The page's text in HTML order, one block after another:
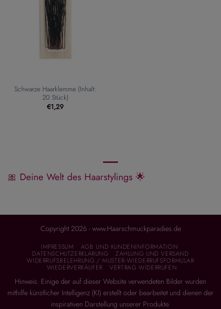
Schwarze Haarklemme (Inhalt:
20 Stück)
€1,29
🎀 Deine Welt des Haarstylings 🌟
Copyright 2026 - www.Haarschmuckparadies.de
IMPRESSUM AGB UND KUNDENINFORMATION
DATENSCHUTZERKLÄRUNG ZAHLUNG UND VERSAND
WIDERRUFSBELEHRUNG / MUSTER-WIEDERRUFSFORMULAR
WIEDERVERKÄUFER VERTRAG WIDERRUFEN
Hinweis: Einige der auf dieser Website verwendeten Bilder wurden
mithilfe künstlicher Intelligenz (KI) erstellt oder bearbeitet und dienen der
inspirativen Darstellung unserer Produkte.